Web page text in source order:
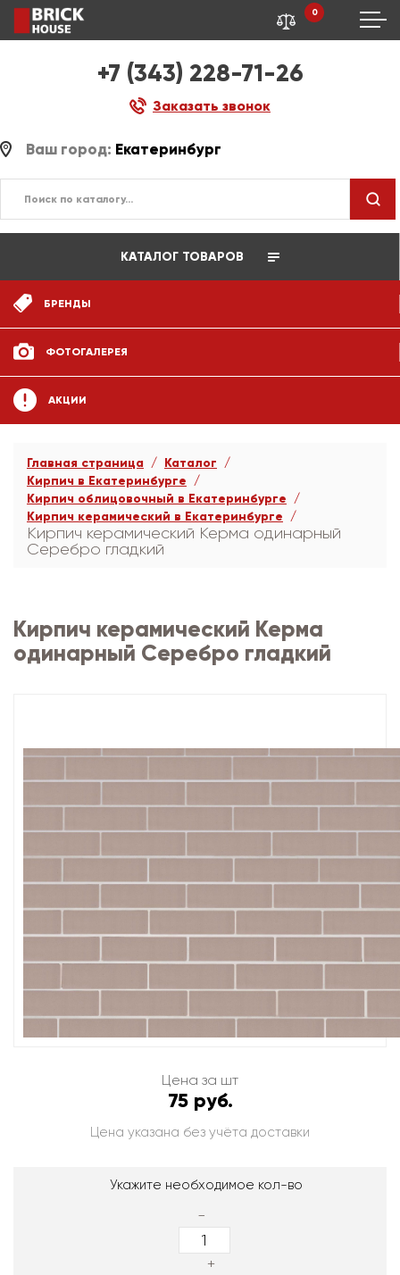
+7 (343) 228-71-26
Заказать звонок
0
Ваш город: Екатеринбург
КАТАЛОГ ТОВАРОВ
БРЕНДЫ
ФОТОГАЛЕРЕЯ
АКЦИИ
Главная страница
Каталог
Кирпич в Екатеринбурге
Кирпич облицовочный в Екатеринбурге
Кирпич керамический в Екатеринбурге
Кирпич керамический Керма одинарный
Серебро гладкий
Кирпич керамический Керма
одинарный Серебро гладкий
Цена за шт
75 руб.
Цена указана без учёта доставки
Укажите необходимое кол-во
-
+